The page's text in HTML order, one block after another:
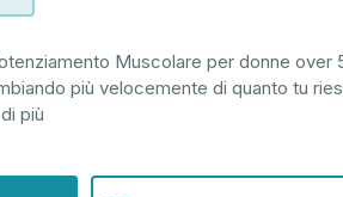
Muscolare per donne over
più velocemente di quanto tu
più